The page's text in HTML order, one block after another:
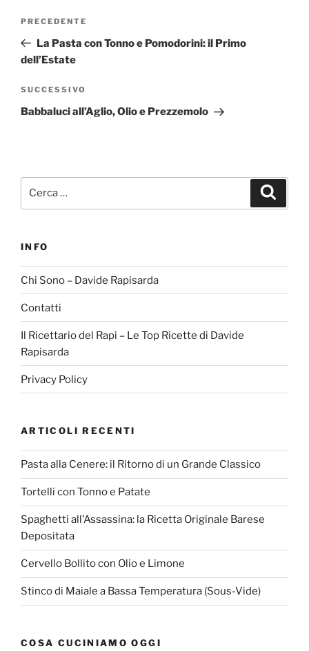
Articolo
precedente:
PRECEDENTE
La Pasta con Tonno e Pomodorini: il Primo
dell’Estate
Articolo
successivo
SUCCESSIVO
Babbaluci all’Aglio, Olio e Prezzemolo
INFO
Chi Sono – Davide Rapisarda
Contatti
Il Ricettario del Rapi – Le Top Ricette di Davide
Rapisarda
Privacy Policy
ARTICOLI RECENTI
Pasta alla Cenere: il Ritorno di un Grande Classico
Tortelli con Tonno e Patate
Spaghetti all’Assassina: la Ricetta Originale Barese
Depositata
Cervello Bollito con Olio e Limone
Stinco di Maiale a Bassa Temperatura (Sous-Vide)
COSA CUCINIAMO OGGI